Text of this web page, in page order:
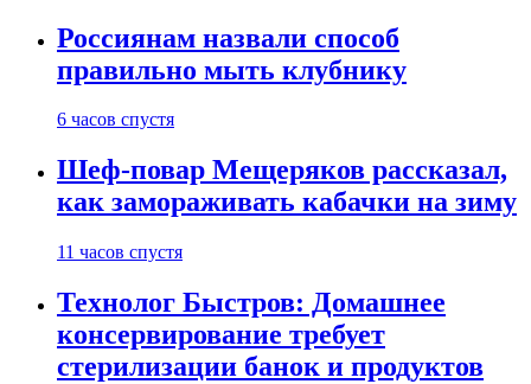
Россиянам назвали способ
правильно мыть клубнику
6 часов спустя
Шеф-повар Мещеряков рассказал,
как замораживать кабачки на зиму
11 часов спустя
Технолог Быстров: Домашнее
консервирование требует
стерилизации банок и продуктов